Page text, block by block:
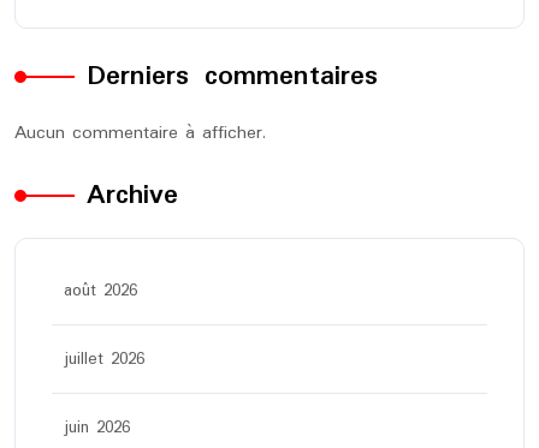
Derniers commentaires
Aucun commentaire à afficher.
Archive
août 2026
juillet 2026
juin 2026